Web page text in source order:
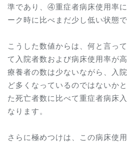
準であり、④重症者病床使用率
ーク時に比べまだ少し低い状態で
こうした数値からは、何と言っ
て入院者数および病床使用率が
療養者の数は少ないながら、入
ど多くなっているのではないか
た死亡者数に比べて重症者病床
なります。
さらに極めつけは、この病床使